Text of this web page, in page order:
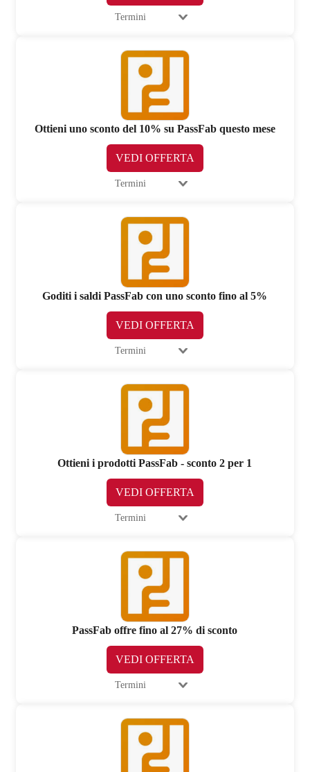
Termini
Ottieni uno sconto del 10% su PassFab questo mese
VEDI OFFERTA
Termini
Goditi i saldi PassFab con uno sconto fino al 5%
VEDI OFFERTA
Termini
Ottieni i prodotti PassFab - sconto 2 per 1
VEDI OFFERTA
Termini
PassFab offre fino al 27% di sconto
VEDI OFFERTA
Termini